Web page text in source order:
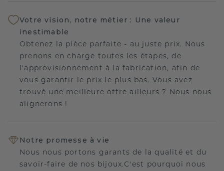
Votre vision, notre métier : Une valeur
inestimable
Obtenez la pièce parfaite - au juste prix. Nous
prenons en charge toutes les étapes, de
l'approvisionnement à la fabrication, afin de
vous garantir le prix le plus bas. Vous avez
trouvé une meilleure offre ailleurs ? Nous nous
alignerons !
Notre promesse à vie
Nous nous portons garants de la qualité et du
savoir-faire de nos bijoux.C'est pourquoi nous